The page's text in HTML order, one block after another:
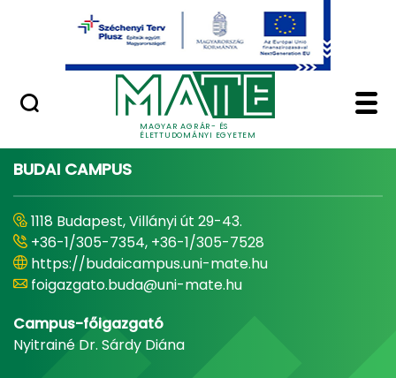
Ugrás a fő tartalomhoz
MAGYAR AGRÁR- ÉS
ÉLETTUDOMÁNYI EGYETEM
Minőségügy
Home - Magyar
BUDAI CAMPUS
1118 Budapest, Villányi út 29-43.
+36-1/305-7354, +36-1/305-7528
https://budaicampus.uni-mate.hu
foigazgato.buda@uni-mate.hu
Campus-főigazgató
Nyitrainé Dr. Sárdy Diána